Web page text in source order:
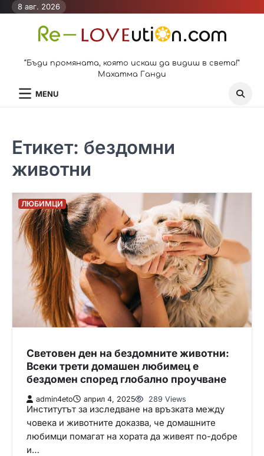
Skip8 авг. 2026
“Бъди промяната, която искаш да видиш в света!”
Махатма Ганди
MENU
Етикет: бездомни
животни
ЛЮБИМЦИ
Световен ден на бездомните животни:
Всеки трети домашен любимец е
бездомен според глобално проучване
admin4eto април 4, 2025 289 Views
Институтът за изследване на връзката между
човека и животните доказва, че домашните
любимци помагат на хората да живеят по-добре
и…